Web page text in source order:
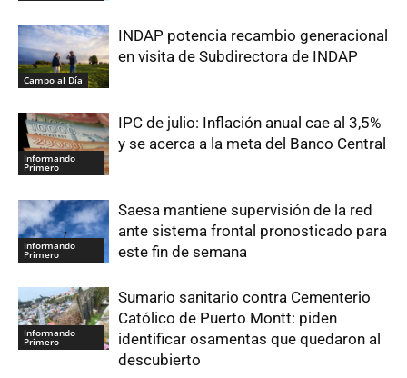
Campo al Día
INDAP potencia recambio generacional
en visita de Subdirectora de INDAP
Informando
Primero
IPC de julio: Inflación anual cae al 3,5%
y se acerca a la meta del Banco Central
Informando
Primero
Saesa mantiene supervisión de la red
ante sistema frontal pronosticado para
este fin de semana
Informando
Primero
Sumario sanitario contra Cementerio
Católico de Puerto Montt: piden
identificar osamentas que quedaron al
descubierto